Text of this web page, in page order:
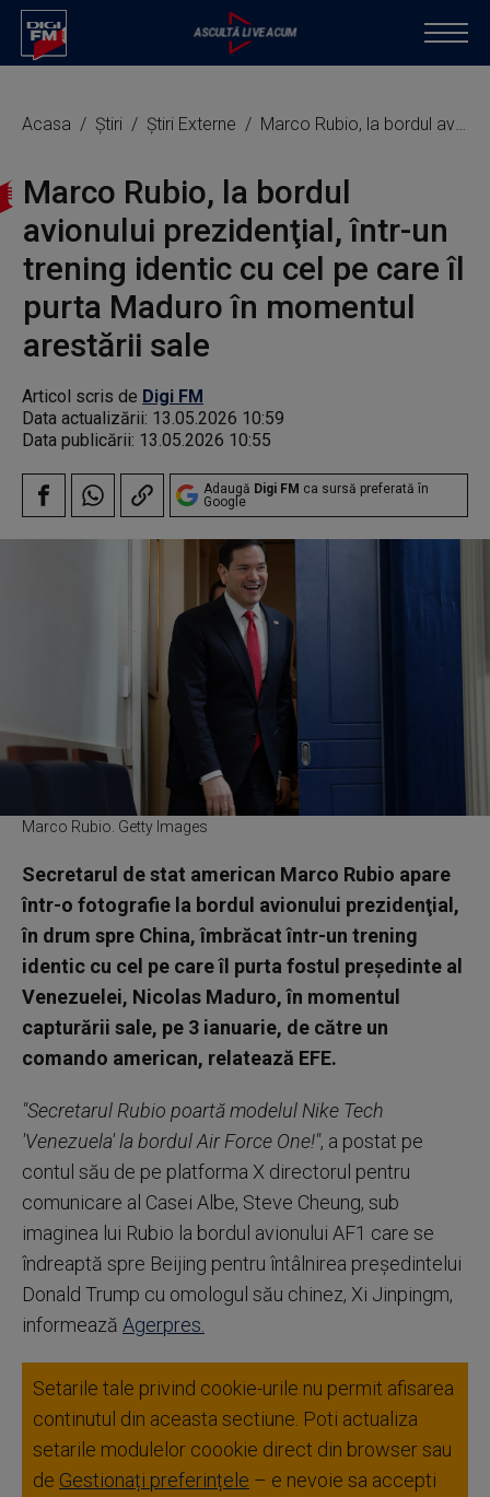
Acasa Știri Știri Externe Marco Rubio, la bordul avionului prezidenţial, într-un trening identic cu cel pe care îl purta Maduro în momentul arestării sale
Marco Rubio, la bordul
avionului prezidenţial, într-un
trening identic cu cel pe care îl
purta Maduro în momentul
arestării sale
Articol scris de Digi FM
Data actualizării: 13.05.2026 10:59
Data publicării: 13.05.2026 10:55
Adaugă Digi FM ca sursă preferată în
Google
Marco Rubio. Getty Images
Secretarul de stat american Marco Rubio apare
într-o fotografie la bordul avionului prezidenţial,
în drum spre China, îmbrăcat într-un trening
identic cu cel pe care îl purta fostul preşedinte al
Venezuelei, Nicolas Maduro, în momentul
capturării sale, pe 3 ianuarie, de către un
comando american, relatează EFE.
"Secretarul Rubio poartă modelul Nike Tech
'Venezuela' la bordul Air Force One!", a postat pe
contul său de pe platforma X directorul pentru
comunicare al Casei Albe, Steve Cheung, sub
imaginea lui Rubio la bordul avionului AF1 care se
îndreaptă spre Beijing pentru întâlnirea preşedintelui
Donald Trump cu omologul său chinez, Xi Jinpingm,
informează Agerpres.
Setarile tale privind cookie-urile nu permit afisarea
continutul din aceasta sectiune. Poti actualiza
setarile modulelor coookie direct din browser sau
de Gestionați preferințele – e nevoie sa accepti